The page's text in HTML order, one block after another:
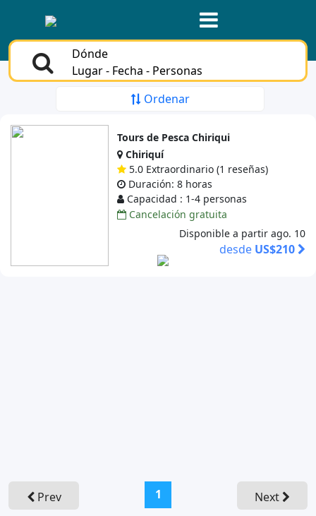
Dónde
Lugar - Fecha - Personas
Ordenar
Tours de Pesca Chiriqui
Chiriquí
5.0 Extraordinario (1 reseñas)
Duración: 8 horas
Capacidad : 1-4 personas
Cancelación gratuita
Disponible a partir ago. 10
desde US$210
Prev 1 Next